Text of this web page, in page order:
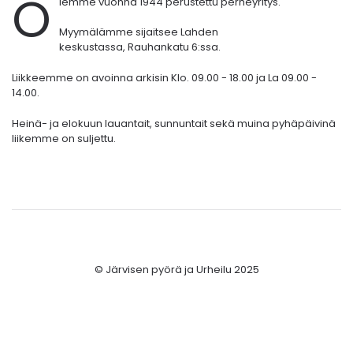
O
Myymälämme sijaitsee Lahden
keskustassa, Rauhankatu 6:ssa.
Liikkeemme on avoinna arkisin Klo. 09.00 - 18.00 ja La 09.00 -
14.00.
Heinä- ja elokuun lauantait, sunnuntait sekä muina pyhäpäivinä
liikemme on suljettu.
© Järvisen pyörä ja Urheilu 2025